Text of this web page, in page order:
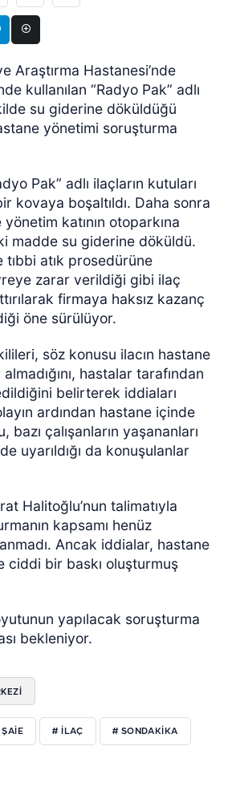
Araştırma Hastanesi’nde
kullanılan “Radyo Pak” adlı
su giderine döküldüğü
yönetimi soruşturma
Pak” adlı ilaçların kutuları
kovaya boşaltıldı. Daha sonra
katının otoparkına
madde su giderine döküldü.
atık prosedürüne
zarar verildiği gibi ilaç
firmaya haksız kazanç
öne sürülüyor.
söz konusu ilacın hastane
hastalar tarafından
belirterek iddiaları
ardından hastane içinde
çalışanların yaşananları
uyarıldığı da konuşulanlar
Halitoğlu’nun talimatıyla
kapsamı henüz
Ancak iddialar, hastane
ciddi bir baskı oluşturmuş
yapılacak soruşturma
bekleniyor.
# ILAÇ # SONDAKIKA